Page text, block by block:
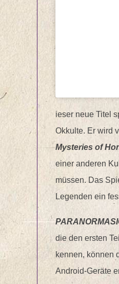
ieser neue Titel
Okkulte. Er wird
Mysteries of
einer anderen
müssen. Das
Legenden ein
die den ersten
kennen, können
Android-Geräte